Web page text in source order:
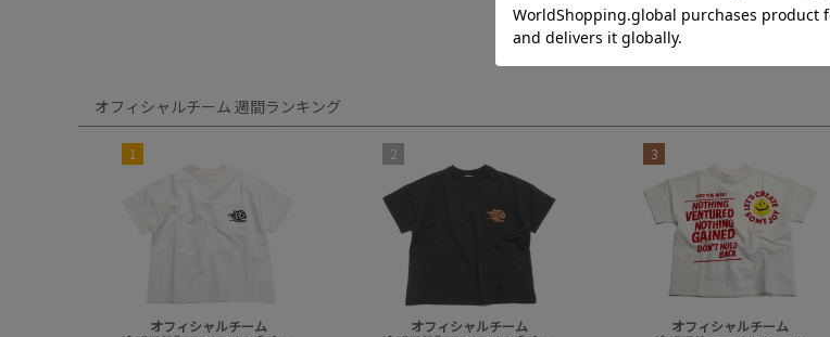
オフィシャルチーム 週間ランキング
1
オフィシャルチーム
2
オフィシャルチーム
3
オフィシャルチーム